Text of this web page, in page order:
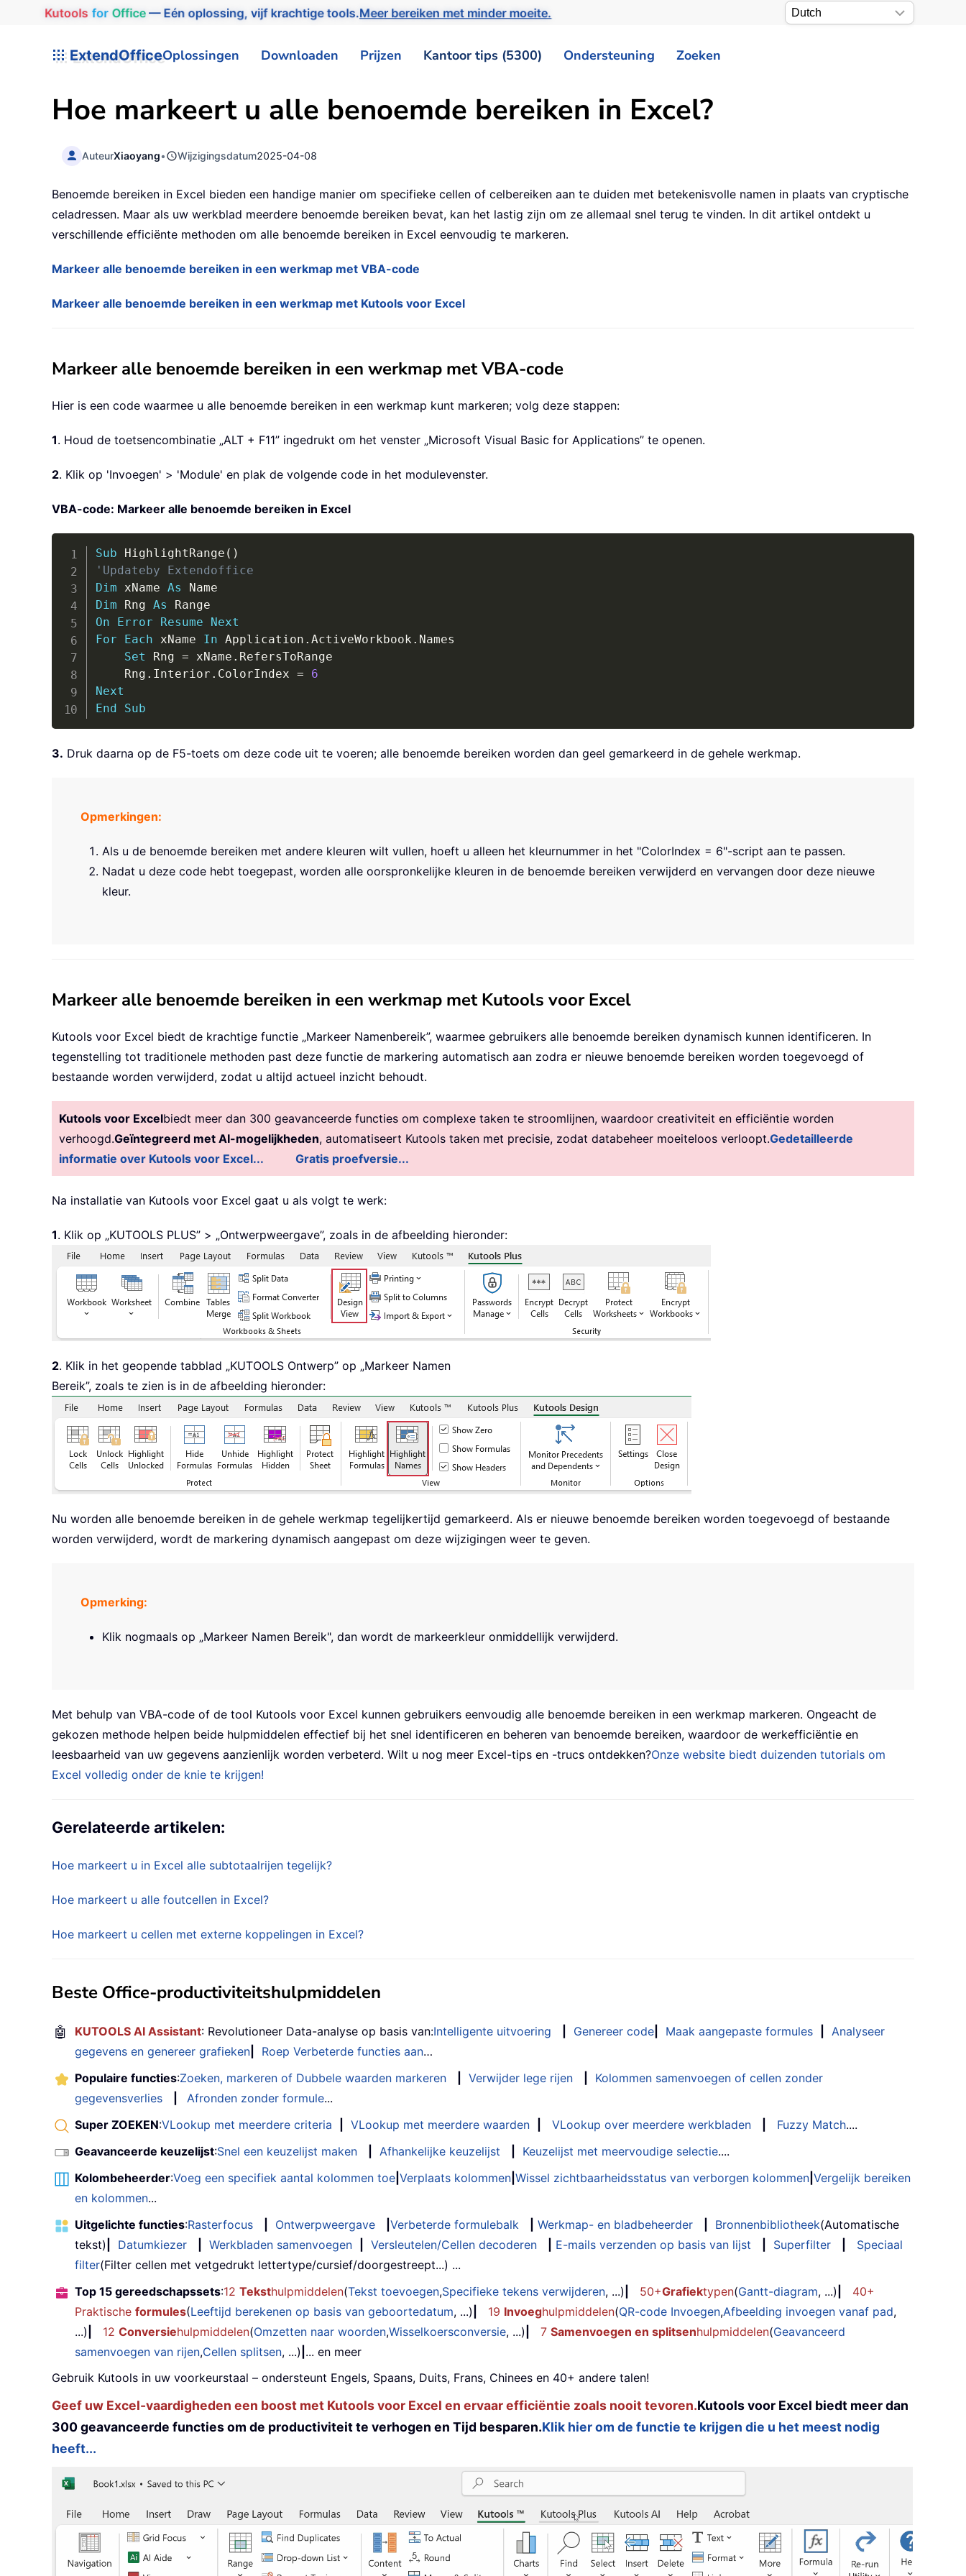
Kutools for Office— Eén oplossing, vijf krachtige tools.Meer bereiken met minder moeite.
ExtendOfficeOplossingen Downloaden Prijzen Kantoor tips (5300) Ondersteuning Zoeken
Hoe markeert u alle benoemde bereiken in Excel?
AuteurXiaoyang• Wijzigingsdatum2025-04-08
Benoemde bereiken in Excel bieden een handige manier om specifieke cellen of celbereiken aan te duiden met betekenisvolle namen in plaats van cryptische
celadressen. Maar als uw werkblad meerdere benoemde bereiken bevat, kan het lastig zijn om ze allemaal snel terug te vinden. In dit artikel ontdekt u
verschillende efficiënte methoden om alle benoemde bereiken in Excel eenvoudig te markeren.
Markeer alle benoemde bereiken in een werkmap met VBA-code
Markeer alle benoemde bereiken in een werkmap met Kutools voor Excel
Markeer alle benoemde bereiken in een werkmap met VBA-code
Hier is een code waarmee u alle benoemde bereiken in een werkmap kunt markeren; volg deze stappen:
1. Houd de toetsencombinatie „ALT + F11” ingedrukt om het venster „Microsoft Visual Basic for Applications” te openen.
2. Klik op 'Invoegen' > 'Module' en plak de volgende code in het modulevenster.
VBA-code: Markeer alle benoemde bereiken in Excel
Sub HighlightRange ( )
'Updateby Extendoffice
Dim xName As
Dim Rng As
On
Error Resume
Next
For
Each xName In Application . ActiveWorkbook . Names
Set Rng = xName . RefersToRange
    Rng
. Interior . ColorIndex =
6
Next
End
Sub
3. Druk daarna op de F5-toets om deze code uit te voeren; alle benoemde bereiken worden dan geel gemarkeerd in de gehele werkmap.
Opmerkingen:
Als u de benoemde bereiken met andere kleuren wilt vullen, hoeft u alleen het kleurnummer in het "ColorIndex = 6"-script aan te passen.
Nadat u deze code hebt toegepast, worden alle oorspronkelijke kleuren in de benoemde bereiken verwijderd en vervangen door deze nieuwe
kleur.
Markeer alle benoemde bereiken in een werkmap met Kutools voor Excel
Kutools voor Excel biedt de krachtige functie „Markeer Namenbereik”, waarmee gebruikers alle benoemde bereiken dynamisch kunnen identificeren. In
tegenstelling tot traditionele methoden past deze functie de markering automatisch aan zodra er nieuwe benoemde bereiken worden toegevoegd of
bestaande worden verwijderd, zodat u altijd actueel inzicht behoudt.
Kutools voor Excelbiedt meer dan 300 geavanceerde functies om complexe taken te stroomlijnen, waardoor creativiteit en efficiëntie worden
verhoogd.Geïntegreerd met AI-mogelijkheden, automatiseert Kutools taken met precisie, zodat databeheer moeiteloos verloopt.Gedetailleerde
informatie over Kutools voor Excel...
Gratis proefversie...
Na installatie van Kutools voor Excel gaat u als volgt te werk:
1. Klik op „KUTOOLS PLUS” > „Ontwerpweergave”, zoals in de afbeelding hieronder:
2. Klik in het geopende tabblad „KUTOOLS Ontwerp” op „Markeer Namen
Bereik”, zoals te zien is in de afbeelding hieronder:
Nu worden alle benoemde bereiken in de gehele werkmap tegelijkertijd gemarkeerd. Als er nieuwe benoemde bereiken worden toegevoegd of bestaande
worden verwijderd, wordt de markering dynamisch aangepast om deze wijzigingen weer te geven.
Opmerking:
Klik nogmaals op „Markeer Namen Bereik", dan wordt de markeerkleur onmiddellijk verwijderd.
Met behulp van VBA-code of de tool Kutools voor Excel kunnen gebruikers eenvoudig alle benoemde bereiken in een werkmap markeren. Ongeacht de
gekozen methode helpen beide hulpmiddelen effectief bij het snel identificeren en beheren van benoemde bereiken, waardoor de werkefficiëntie en
leesbaarheid van uw gegevens aanzienlijk worden verbeterd. Wilt u nog meer Excel-tips en -trucs ontdekken?Onze website biedt duizenden tutorials om
Excel volledig onder de knie te krijgen!
Gerelateerde artikelen:
Hoe markeert u in Excel alle subtotaalrijen tegelijk?
Hoe markeert u alle foutcellen in Excel?
Hoe markeert u cellen met externe koppelingen in Excel?
Beste Office-productiviteitshulpmiddelen
🤖 KUTOOLS AI Assistant: Revolutioneer Data-analyse op basis van:Intelligente uitvoering Genereer code Maak aangepaste formules
Analyseer
gegevens en genereer grafieken
Roep Verbeterde functies aan…
Populaire functies:Zoeken, markeren of Dubbele waarden markeren Verwijder lege rijen
Kolommen samenvoegen of cellen zonder
gegevensverlies
Afronden zonder formule...
Super ZOEKEN:VLookup met meerdere criteria VLookup met meerdere waarden VLookup over meerdere werkbladen Fuzzy Match....
Geavanceerde keuzelijst:Snel een keuzelijst maken Afhankelijke keuzelijst Keuzelijst met meervoudige selectie....
Kolombeheerder:Voeg een specifiek aantal kolommen toe Verplaats kolommen Wissel zichtbaarheidsstatus van verborgen kolommen Vergelijk bereiken
en kolommen...
Uitgelichte functies:Rasterfocus Ontwerpweergave Verbeterde formulebalk Werkmap- en bladbeheerder Bronnenbibliotheek(Automatische
tekst)
Datumkiezer Werkbladen samenvoegen Versleutelen/Cellen decoderen E-mails verzenden op basis van lijst Superfilter
Speciaal
filter(Filter cellen met vetgedrukt lettertype/cursief/doorgestreept...) ...
Top 15 gereedschapssets:12 Teksthulpmiddelen(Tekst toevoegen,Specifieke tekens verwijderen, ...) 50+Grafiektypen(Gantt-diagram, ...)
40+
Praktische formules(Leeftijd berekenen op basis van geboortedatum, ...) 19 Invoeghulpmiddelen(QR-code Invoegen,Afbeelding invoegen vanaf pad,
...)
12 Conversiehulpmiddelen(Omzetten naar woorden,Wisselkoersconversie, ...) 7 Samenvoegen en splitsenhulpmiddelen(Geavanceerd
samenvoegen van rijen,Cellen splitsen, ...) ... en meer
Gebruik Kutools in uw voorkeurstaal – ondersteunt Engels, Spaans, Duits, Frans, Chinees en 40+ andere talen!
Geef uw Excel-vaardigheden een boost met Kutools voor Excel en ervaar efficiëntie zoals nooit tevoren.Kutools voor Excel biedt meer dan
300 geavanceerde functies om de productiviteit te verhogen en Tijd besparen.Klik hier om de functie te krijgen die u het meest nodig
heeft...